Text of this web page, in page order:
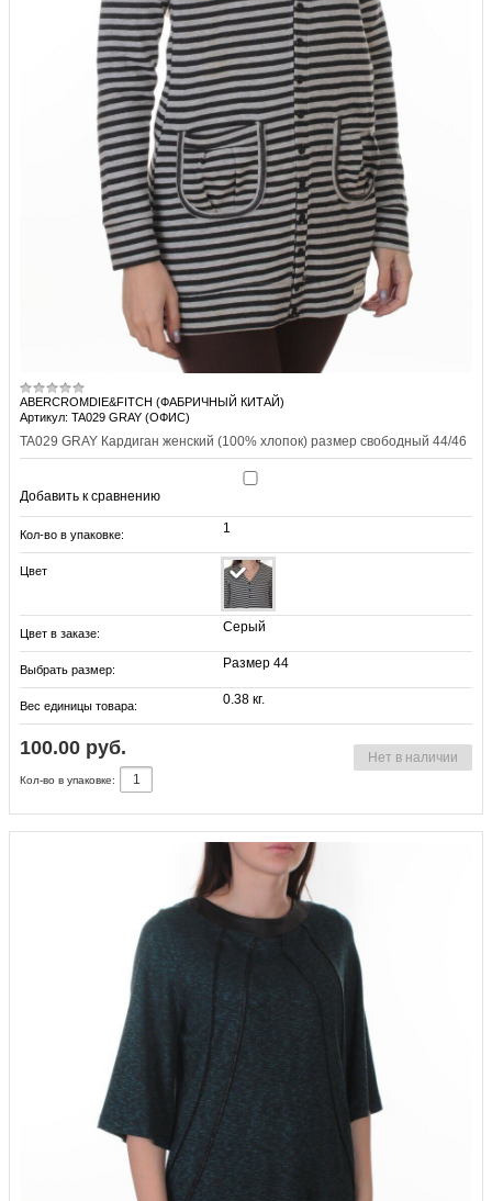
ABERCROMDIE&FITCH (ФАБРИЧНЫЙ КИТАЙ)
Артикул: TA029 GRAY (ОФИС)
TA029 GRAY Кардиган женский (100% хлопок) размер свободный 44/46
Добавить к сравнению
Кол-во в упаковке: 1
Цвет
Цвет в заказе: Серый
Выбрать размер: Размер 44
Вес единицы товара: 0.38 кг.
100.00 руб. Нет в наличии
Кол-во в упаковке: